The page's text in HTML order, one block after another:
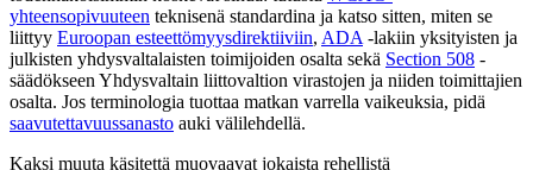
yhteensopivuuteen teknisenä standardina ja katso sitten, miten se
liittyy Euroopan esteettömyysdirektiiviin, ADA -lakiin yksityisten ja
julkisten yhdysvaltalaisten toimijoiden osalta sekä Section 508 -
säädökseen Yhdysvaltain liittovaltion virastojen ja niiden toimittajien
osalta. Jos terminologia tuottaa matkan varrella vaikeuksia, pidä
saavutettavuussanasto auki välilehdellä.
Kaksi muuta käsitettä muovaavat jokaista rehellistä